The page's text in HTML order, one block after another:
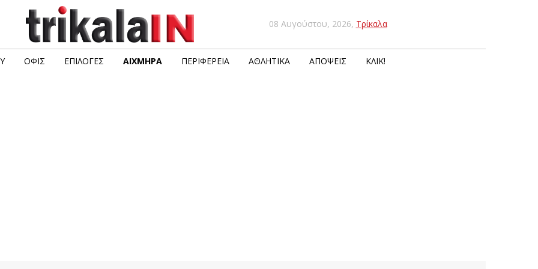
08 Αυγούστου, 2026, Τρίκαλα
ΟΦΙΣ ΕΠΙΛΟΓΈΣ ΑΙΧΜΗΡΆ ΠΕΡΙΦΈΡΕΙΑ ΑΘΛΗΤΙΚΆ ΑΠΌΨΕΙΣ ΚΛΙΚ!